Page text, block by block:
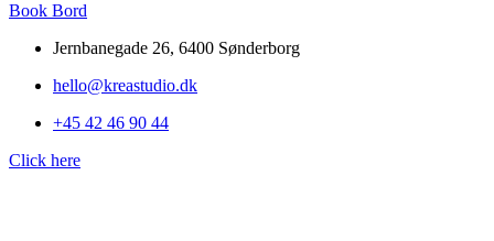
Book Bord
Jernbanegade 26, 6400 Sønderborg
hello@kreastudio.dk
+45 42 46 90 44
Click here